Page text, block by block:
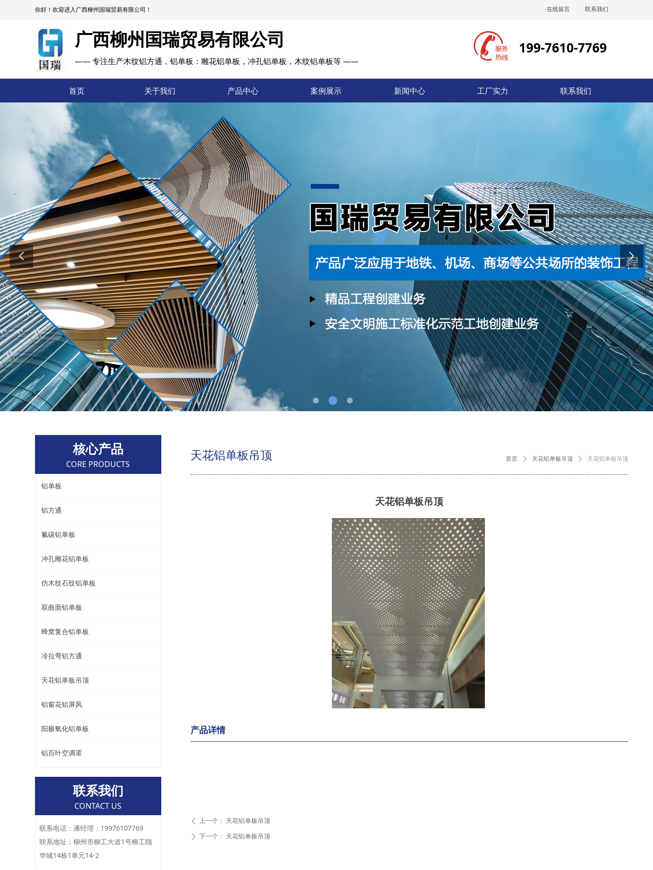
你好！欢迎进入广西柳州国瑞贸易有限公司！ 联系我们
在线留言
广西柳州国瑞贸易有限公司
—— 专注生产木纹铝方通，铝单板：雕花铝单板，冲孔铝单板，木纹铝单板等 ——
199-7610-7769
首页 关于我们 产品中心 案例展示 新闻中心 工厂实力 联系我们
天花铝单板吊顶 首页 ꄲ 天花铝单板吊顶 ꄲ 天花铝单板吊顶
ꄴ 上一个： 天花铝单板吊顶
ꄲ 下一个： 天花铝单板吊顶
产品详情
天花铝单板吊顶
铝单板
铝方通
氟碳铝单板
冲孔雕花铝单板
仿木纹石纹铝单板
双曲面铝单板
蜂窝复合铝单板
冷拉弯铝方通
天花铝单板吊顶
铝窗花铝屏风
阳极氧化铝单板
铝百叶空调罩
核心产品
CORE PRODUCTS
联系我们
CONTACT US
联系电话：潘经理：19976107769
联系地址：柳州市柳工大道1号柳工颐
华城14栋1单元14-2